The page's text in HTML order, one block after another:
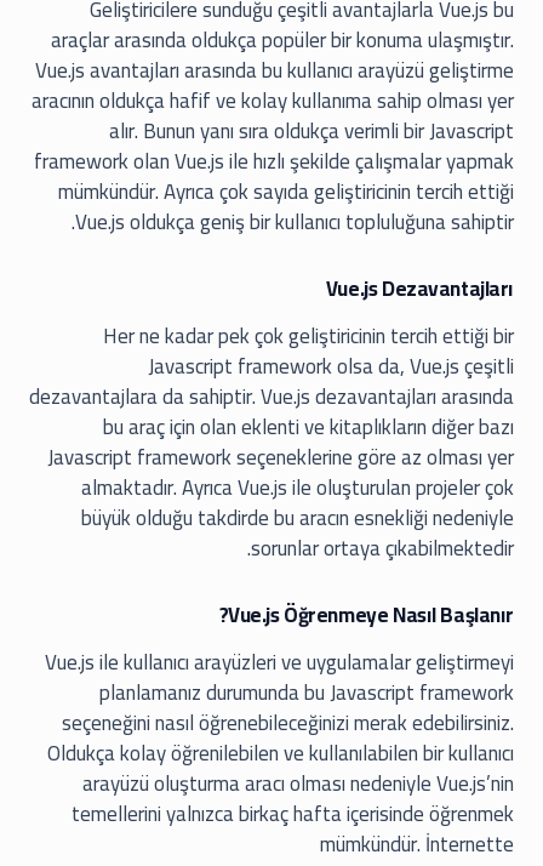
Geliştiricilere sunduğu çeşitli avantajlarla Vue.js bu
araçlar arasında oldukça popüler bir konuma ulaşmıştır.
Vue.js avantajları arasında bu kullanıcı arayüzü geliştirme
aracının oldukça hafif ve kolay kullanıma sahip olması yer
alır. Bunun yanı sıra oldukça verimli bir Javascript
framework olan Vue.js ile hızlı şekilde çalışmalar yapmak
mümkündür. Ayrıca çok sayıda geliştiricinin tercih ettiği
Vue.js oldukça geniş bir kullanıcı topluluğuna sahiptir.
Vue.js Dezavantajları
Her ne kadar pek çok geliştiricinin tercih ettiği bir
Javascript framework olsa da, Vue.js çeşitli
dezavantajlara da sahiptir. Vue.js dezavantajları arasında
bu araç için olan eklenti ve kitaplıkların diğer bazı
Javascript framework seçeneklerine göre az olması yer
almaktadır. Ayrıca Vue.js ile oluşturulan projeler çok
büyük olduğu takdirde bu aracın esnekliği nedeniyle
sorunlar ortaya çıkabilmektedir.
Vue.js Öğrenmeye Nasıl Başlanır?
Vue.js ile kullanıcı arayüzleri ve uygulamalar geliştirmeyi
planlamanız durumunda bu Javascript framework
seçeneğini nasıl öğrenebileceğinizi merak edebilirsiniz.
Oldukça kolay öğrenilebilen ve kullanılabilen bir kullanıcı
arayüzü oluşturma aracı olması nedeniyle Vue.js’nin
temellerini yalnızca birkaç hafta içerisinde öğrenmek
mümkündür. İnternette